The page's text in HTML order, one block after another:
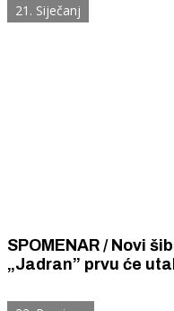
21. Siječanj
SPOMENAR / Novi
„Jadran” prvu će
uređuje atletsku